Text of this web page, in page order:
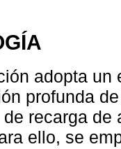
adopta un
profunda
recarga
ello, se